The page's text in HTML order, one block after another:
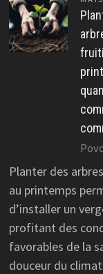
Planter des
au printemps
d’installer un
profitant des
favorables de la
douceur du